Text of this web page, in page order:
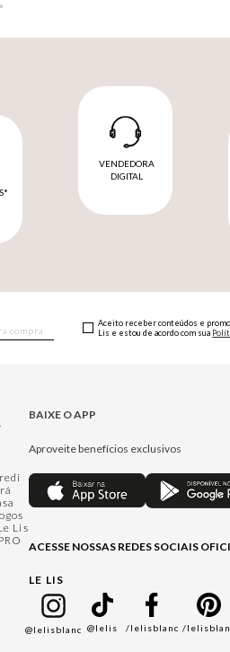
VENDEDORA
DIGITAL
Aceito receber conteúdos e
Lis e estou de acordo com sua
Lis
BAIXE O APP
Aproveite benefícios exclusivos
ACESSE NOSSAS REDES SOCIAIS
LE LIS
@lelisblanc @lelis /lelisblanc /